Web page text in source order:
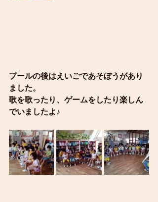
プールの後はえいごであそぼうがあり
ました。
歌を歌ったり、ゲームをしたり楽しん
でいましたよ♪